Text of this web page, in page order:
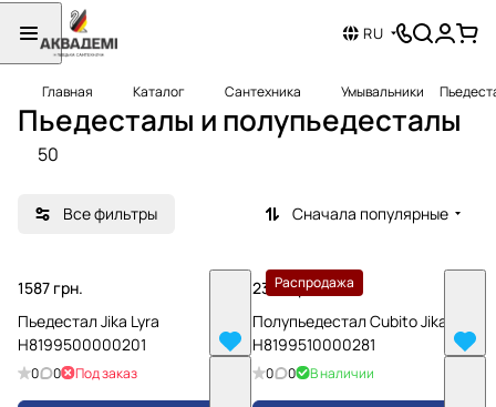
RU
Главная Каталог Сантехника Умывальники
Пьедесталы и полупьедесталы
50
Все фильтры Сначала популярные
1587 грн.
Пьедестал Jika Lyra
H8199500000201
0 0 Под заказ
Распродажа
2316 грн.
Полупьедестал Cubito Jika
H8199510000281
0 0 В наличии